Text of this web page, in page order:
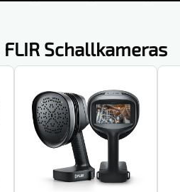
FLIR Schallkameras